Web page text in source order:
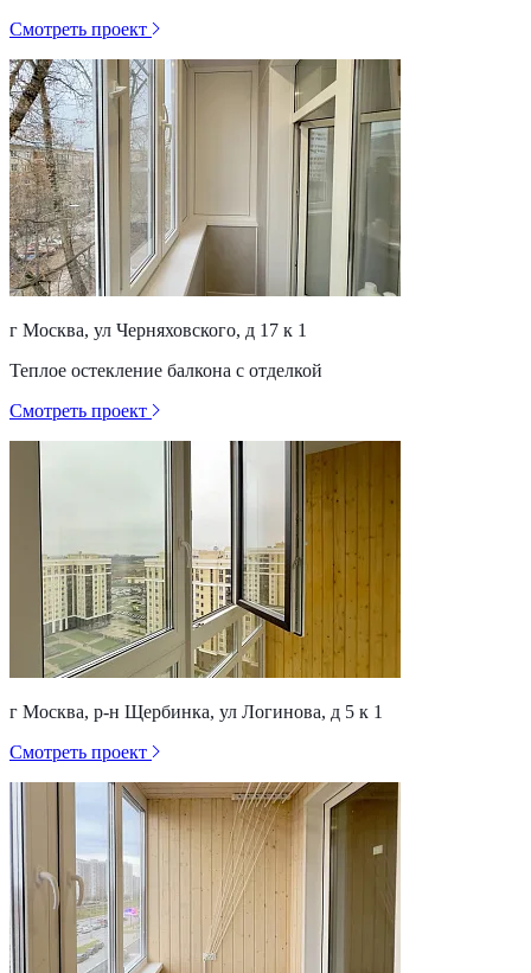
Смотреть проект
г Москва, ул Черняховского, д 17 к 1
Теплое остекление балкона с отделкой
Смотреть проект
г Москва, р-н Щербинка, ул Логинова, д 5 к 1
Смотреть проект